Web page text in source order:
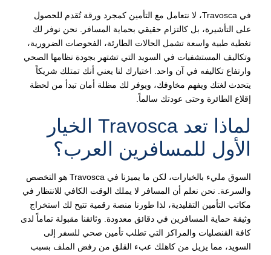
في Travosca، لا نتعامل مع التأمين كمجرد ورقة تُقدم للحصول
على التأشيرة، بل كالتزام حقيقي بحماية المسافر. نحن نوفر لك
تغطية طبية واسعة تشمل الحالات الطارئة، الفحوصات الضرورية،
وتكاليف المستشفيات في السويد التي تشتهر بجودة نظامها الصحي
وارتفاع تكاليفه في آن واحد. اختيارك لنا يعني أنك تمتلك شريكاً
يتحدث لغتك ويفهم مخاوفك، ويوفر لك مظلة أمان تبدأ من لحظة
إقلاع الطائرة وحتى عودتك سالماً.
لماذا تعد Travosca الخيار
الأول للمسافرين العرب؟
السوق مليء بالخيارات، لكن ما يميزنا في Travosca هو التخصص
والسرعة. نحن نعلم أن المسافر لا يملك الوقت الكافي للانتظار في
مكاتب التأمين التقليدية، لذا طورنا منصة رقمية تتيح لك استخراج
وثيقة حماية المسافرين في دقائق معدودة. وثائقنا مقبولة تماماً لدى
كافة القنصليات والمراكز التي تطلب تأمين صحي للسفر إلى
السويد، مما يزيل من كاهلك عبء القلق من رفض الملف بسبب